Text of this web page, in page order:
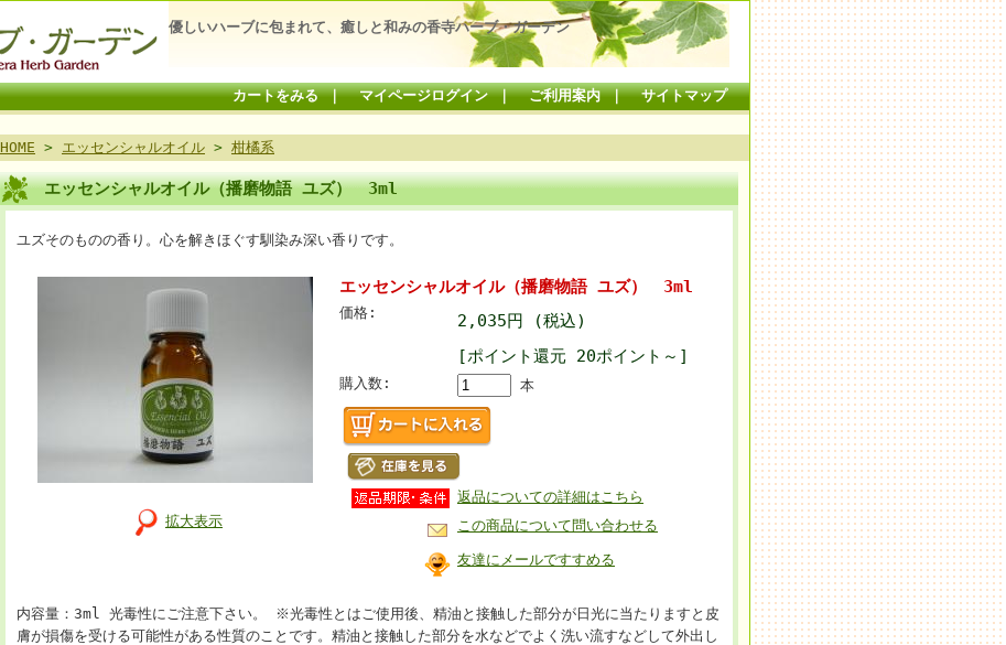
優しいハーブに包まれて、癒しと和みの香寺ハーブ・ガーデン
カートをみる｜ マイページログイン｜ ご利用案内｜ サイトマップ
HOME > エッセンシャルオイル > 柑橘系
エッセンシャルオイル（播磨物語 ユズ） 3ml
ユズそのものの香り。心を解きほぐす馴染み深い香りです。
拡大表示
エッセンシャルオイル（播磨物語 ユズ） 3ml
価格:
2,035円 (税込)
[ポイント還元 20ポイント～]
購入数: 本
返品についての詳細はこちら
この商品について問い合わせる
友達にメールですすめる
内容量：3ml 光毒性にご注意下さい。 ※光毒性とはご使用後、精油と接触した部分が日光に当たりますと皮
膚が損傷を受ける可能性がある性質のことです。精油と接触した部分を水などでよく洗い流すなどして外出し